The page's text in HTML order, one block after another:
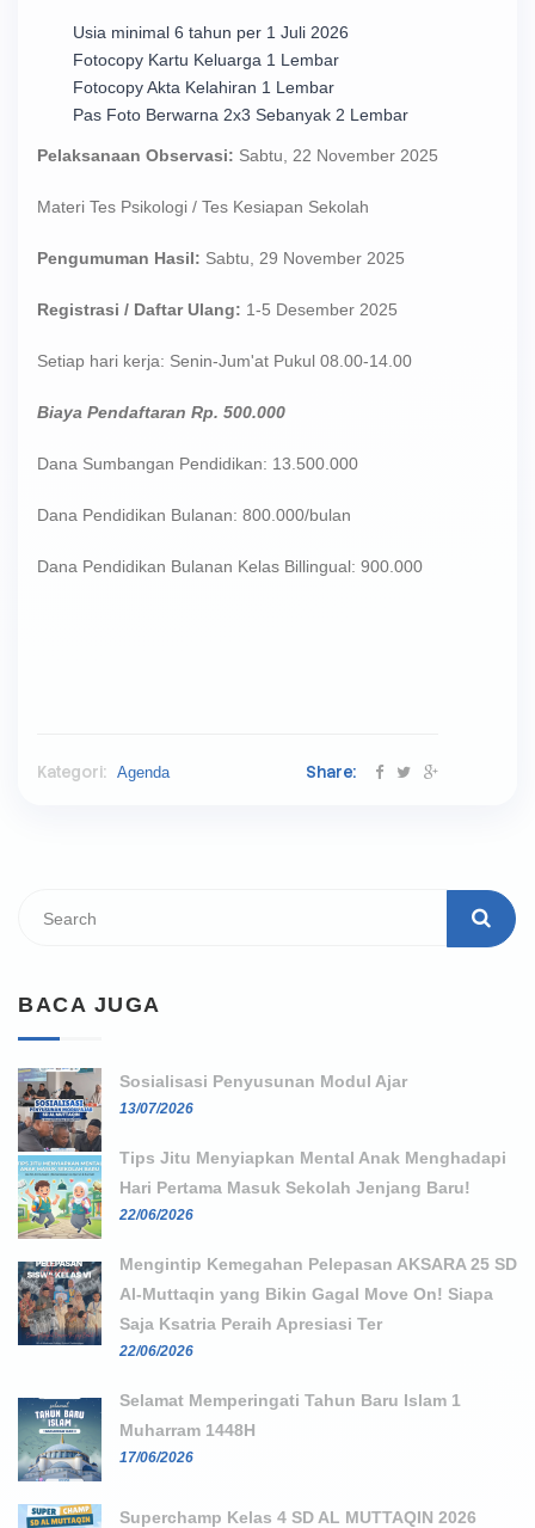
Usia minimal 6 tahun per 1 Juli 2026
Fotocopy Kartu Keluarga 1 Lembar
Fotocopy Akta Kelahiran 1 Lembar
Pas Foto Berwarna 2x3 Sebanyak 2 Lembar
Pelaksanaan Observasi: Sabtu, 22 November 2025
Materi Tes Psikologi / Tes Kesiapan Sekolah
Pengumuman Hasil: Sabtu, 29 November 2025
Registrasi / Daftar Ulang: 1-5 Desember 2025
Setiap hari kerja: Senin-Jum'at Pukul 08.00-14.00
Biaya Pendaftaran Rp. 500.000
Dana Sumbangan Pendidikan: 13.500.000
Dana Pendidikan Bulanan: 800.000/bulan
Dana Pendidikan Bulanan Kelas Billingual: 900.000
Kategori: Agenda Share:
BACA JUGA
Sosialisasi Penyusunan Modul Ajar
13/07/2026
Tips Jitu Menyiapkan Mental Anak Menghadapi
Hari Pertama Masuk Sekolah Jenjang Baru!
22/06/2026
Mengintip Kemegahan Pelepasan AKSARA 25 SD
Al-Muttaqin yang Bikin Gagal Move On! Siapa
Saja Ksatria Peraih Apresiasi Ter
22/06/2026
Selamat Memperingati Tahun Baru Islam 1
Muharram 1448H
17/06/2026
Superchamp Kelas 4 SD AL MUTTAQIN 2026